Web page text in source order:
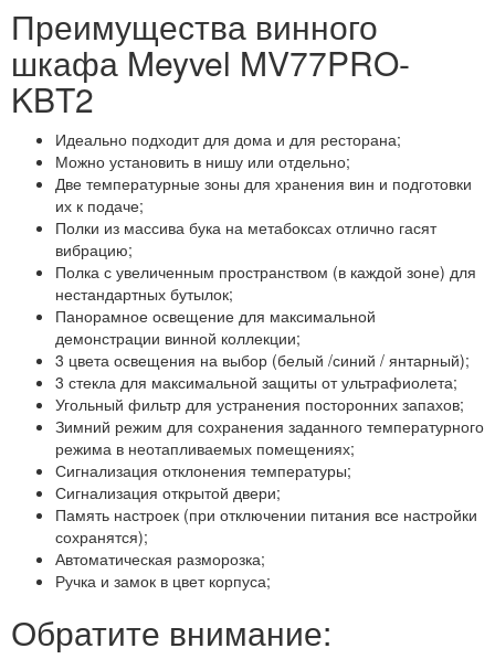
Преимущества винного
шкафа Meyvel MV77PRO-
KBT2
Идеально подходит для дома и для ресторана;
Можно установить в нишу или отдельно;
Две температурные зоны для хранения вин и подготовки
их к подаче;
Полки из массива бука на метабоксах отлично гасят
вибрацию;
Полка с увеличенным пространством (в каждой зоне) для
нестандартных бутылок;
Панорамное освещение для максимальной
демонстрации винной коллекции;
3 цвета освещения на выбор (белый /синий / янтарный);
3 стекла для максимальной защиты от ультрафиолета;
Угольный фильтр для устранения посторонних запахов;
Зимний режим для сохранения заданного температурного
режима в неотапливаемых помещениях;
Сигнализация отклонения температуры;
Сигнализация открытой двери;
Память настроек (при отключении питания все настройки
сохранятся);
Автоматическая разморозка;
Ручка и замок в цвет корпуса;
Обратите внимание: